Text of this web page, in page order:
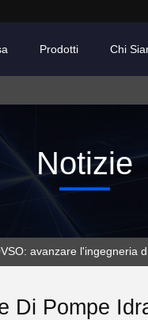
Prodotti Chi
Notizie
avanzare l'ingegneria
Di Pompe